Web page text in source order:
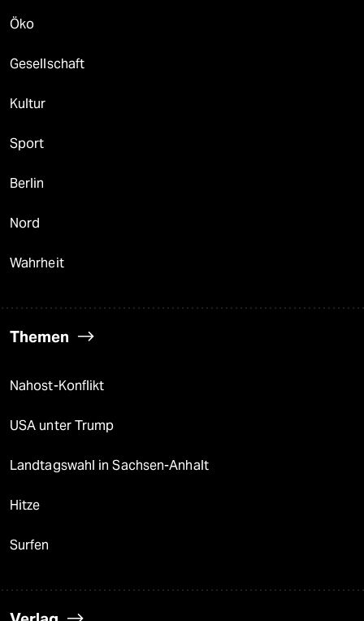
Öko
Gesellschaft
Kultur
Sport
Berlin
Nord
Wahrheit
Themen
Nahost-Konflikt
USA unter Trump
Landtagswahl in Sachsen-Anhalt
Hitze
Surfen